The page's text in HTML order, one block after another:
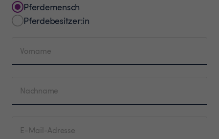
Pferdemensch
Pferdebesitzer:in
Vorname
Nachname
E-Mail-Adresse